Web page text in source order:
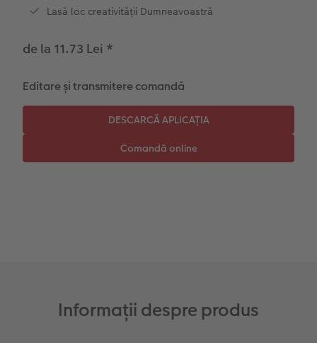
Sticker instant
Bandă foto
Fotografii retro XXL
Lasă loc creativității Dumneavoastră
de la 11.73 Lei *
Editare și transmitere comandă
Informații despre produs